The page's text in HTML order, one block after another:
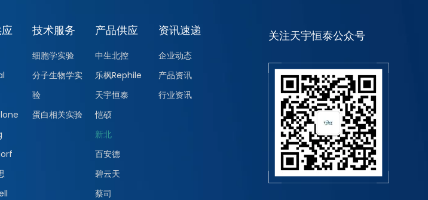
技术服务
细胞学实验
分子生物学实
验
蛋白相关实验
产品供应
中生北控
乐枫Rephile
天宇恒泰
恺硕
新北
百安德
碧云天
蔡司
资讯速递
企业动态
产品资讯
行业资讯
关注天宇恒泰公众号